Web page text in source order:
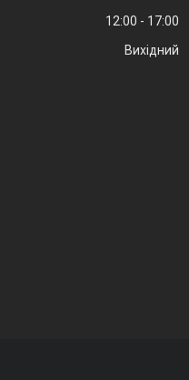
12:00
17:00
Вихідний